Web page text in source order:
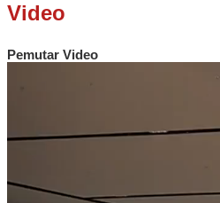
Video
Pemutar Video